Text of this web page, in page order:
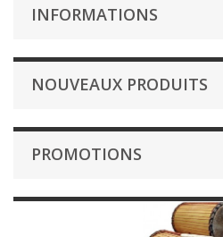
INFORMATIONS
NOUVEAUX PRODUITS
PROMOTIONS